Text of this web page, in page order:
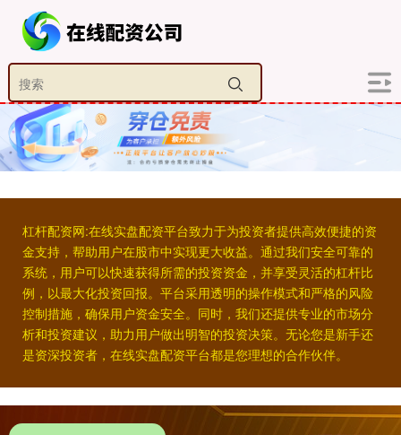
杠杆配资网:在线实盘配资平台致力于为投资者提供高效便捷的资
金支持，帮助用户在股市中实现更大收益。通过我们安全可靠的
系统，用户可以快速获得所需的投资资金，并享受灵活的杠杆比
例，以最大化投资回报。平台采用透明的操作模式和严格的风险
控制措施，确保用户资金安全。同时，我们还提供专业的市场分
析和投资建议，助力用户做出明智的投资决策。无论您是新手还
是资深投资者，在线实盘配资平台都是您理想的合作伙伴。